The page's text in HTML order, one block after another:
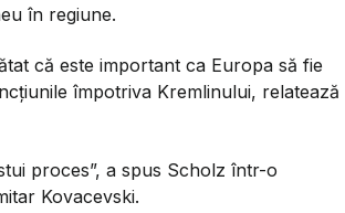
în regiune.
că este important ca Europa să fie
împotriva Kremlinului, relatează
proces”, a spus Scholz într-o
Kovacevski.